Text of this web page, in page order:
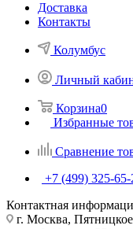
Доставка
Контакты
Колумбус
Личный
Корзина0
Избранные
Сравнение
+7 (499) 325-65-
Контактная
г. Москва,